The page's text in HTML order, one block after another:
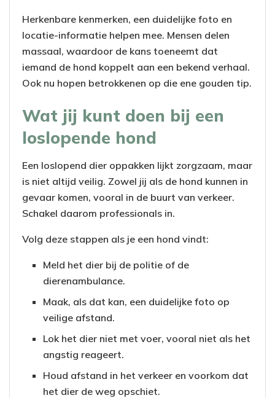
Herkenbare kenmerken, een duidelijke foto en
locatie-informatie helpen mee. Mensen delen
massaal, waardoor de kans toeneemt dat
iemand de hond koppelt aan een bekend verhaal.
Ook nu hopen betrokkenen op die ene gouden tip.
Wat jij kunt doen bij een
loslopende hond
Een loslopend dier oppakken lijkt zorgzaam, maar
is niet altijd veilig. Zowel jij als de hond kunnen in
gevaar komen, vooral in de buurt van verkeer.
Schakel daarom professionals in.
Volg deze stappen als je een hond vindt:
Meld het dier bij de politie of de
dierenambulance.
Maak, als dat kan, een duidelijke foto op
veilige afstand.
Lok het dier niet met voer, vooral niet als het
angstig reageert.
Houd afstand in het verkeer en voorkom dat
het dier de weg opschiet.